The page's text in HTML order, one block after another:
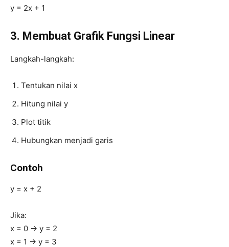
y = 2x + 1
3. Membuat Grafik Fungsi Linear
Langkah-langkah:
Tentukan nilai x
Hitung nilai y
Plot titik
Hubungkan menjadi garis
Contoh
y = x + 2
Jika:
x = 0 → y = 2
x = 1 → y = 3